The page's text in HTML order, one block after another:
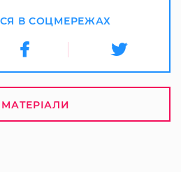
В СОЦМЕРЕЖАХ
МАТЕРІАЛИ